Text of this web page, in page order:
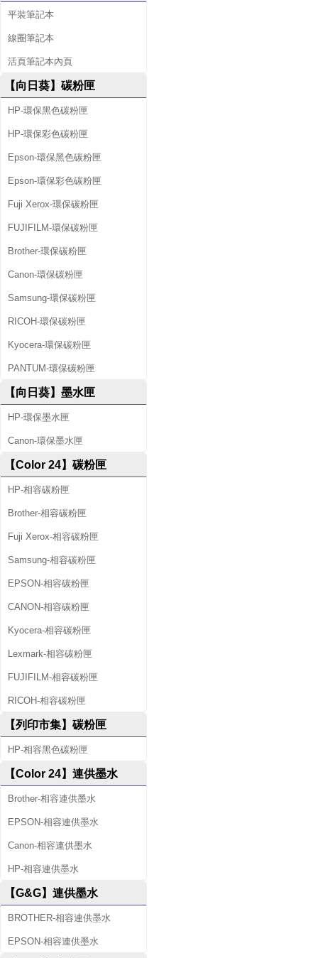
平裝筆記本
線圈筆記本
活頁筆記本內頁
【向日葵】碳粉匣
HP-環保黑色碳粉匣
HP-環保彩色碳粉匣
Epson-環保黑色碳粉匣
Epson-環保彩色碳粉匣
Fuji Xerox-環保碳粉匣
FUJIFILM-環保碳粉匣
Brother-環保碳粉匣
Canon-環保碳粉匣
Samsung-環保碳粉匣
RICOH-環保碳粉匣
Kyocera-環保碳粉匣
PANTUM-環保碳粉匣
【向日葵】墨水匣
HP-環保墨水匣
Canon-環保墨水匣
【Color 24】碳粉匣
HP-相容碳粉匣
Brother-相容碳粉匣
Fuji Xerox-相容碳粉匣
Samsung-相容碳粉匣
EPSON-相容碳粉匣
CANON-相容碳粉匣
Kyocera-相容碳粉匣
Lexmark-相容碳粉匣
FUJIFILM-相容碳粉匣
RICOH-相容碳粉匣
【列印市集】碳粉匣
HP-相容黑色碳粉匣
【Color 24】連供墨水
Brother-相容連供墨水
EPSON-相容連供墨水
Canon-相容連供墨水
HP-相容連供墨水
【G&G】連供墨水
BROTHER-相容連供墨水
EPSON-相容連供墨水